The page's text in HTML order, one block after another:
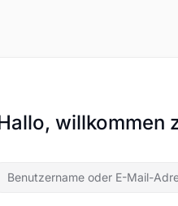
willkommen